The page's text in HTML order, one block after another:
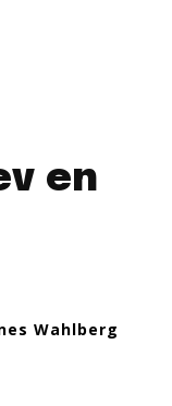
en
Wahlberg